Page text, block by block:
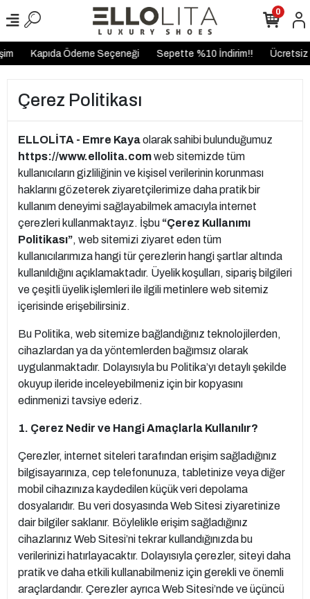
Kapıda Ödeme Seçeneği Sepette %10 İndirim!! Ücretsiz
0
Çerez Politikası
ELLOLİTA - Emre Kayaolarak sahibi bulunduğumuz
https://www.ellolita.comweb sitemizde tüm
kullanıcıların gizliliğinin ve kişisel verilerinin korunması
haklarını gözeterek ziyaretçilerimize daha pratik bir
kullanım deneyimi sağlayabilmek amacıyla internet
çerezleri kullanmaktayız. İşbu “Çerez Kullanımı
Politikası”, web sitemizi ziyaret eden tüm
kullanıcılarımıza hangi tür çerezlerin hangi şartlar altında
kullanıldığını açıklamaktadır. Üyelik koşulları, sipariş bilgileri
ve çeşitli üyelik işlemleri ile ilgili metinlere web sitemiz
içerisinde erişebilirsiniz.
Bu Politika, web sitemize bağlandığınız teknolojilerden,
cihazlardan ya da yöntemlerden bağımsız olarak
uygulanmaktadır. Dolayısıyla bu Politika’yı detaylı şekilde
okuyup ileride inceleyebilmeniz için bir kopyasını
edinmenizi tavsiye ederiz.
1. Çerez Nedir ve Hangi Amaçlarla Kullanılır?
Çerezler, internet siteleri tarafından erişim sağladığınız
bilgisayarınıza, cep telefonunuza, tabletinize veya diğer
mobil cihazınıza kaydedilen küçük veri depolama
dosyalarıdır. Bu veri dosyasında Web Sitesi ziyaretinize
dair bilgiler saklanır. Böylelikle erişim sağladığınız
cihazlarınız Web Sitesi’ni tekrar kullandığınızda bu
verilerinizi hatırlayacaktır. Dolayısıyla çerezler, siteyi daha
pratik ve daha etkili kullanabilmeniz için gerekli ve önemli
araçlardandır. Çerezler ayrıca Web Sitesi’nde ve üçüncü